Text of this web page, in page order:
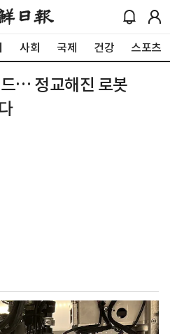
사회 국제 건강 스포츠
… 정교해진 로봇